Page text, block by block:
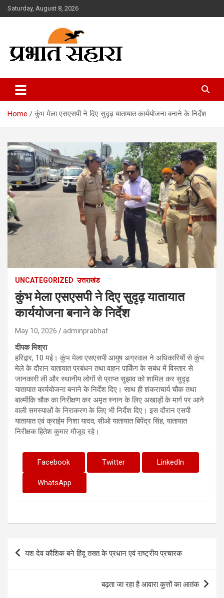
Skip
to
Saturday, August 8, 2026
Prabhat Sahara
Home कुंभ मेला एसएसपी ने दिए सुदृढ़ यातायात कार्ययोजना बनाने के निर्देश
UNCATEGORIZED उत्तराखंड
कुंभ मेला एसएसपी ने दिए सुदृढ़ यातायात
कार्ययोजना बनाने के निर्देश
May 10, 2026 adminprabhat
दीपक मिश्रा
हरिद्वार, 10 मई। कुंभ मेला एसएसपी आयुष अग्रवाल ने अधिकारियों से कुंभ
मेले के दौरान यातायात प्रबंधन तथा वाहन पार्किंग के सबंध में विस्तार से
जानकारी ली और स्थानीय लोगों से प्राप्त सुझाव को शामिल कर सुदृढ़
यातायात कार्ययोजना बनाने के निर्देश दिए। साथ ही शंकराचार्य चौक तथा
बाल्मीकि चौक का निरीक्षण कर अमृत स्नान के लिए अखाड़ों के मार्ग पर आने
वाली समस्याओं के निराकरण के लिए भी निर्देश दिए। इस दौरान एसपी
यातायात एवं क्राईम निशा यादव, सीओ यातायात बिपेंद्र सिंह, यातायात
निरीक्षक हितेश कुमार मौजूद रहे।
Facebook Twitter LinkedIn
WhatsApp
Post
यश देव कौशिक बने हिंदू तख्त के प्रधान एवं राष्ट्रीय प्रचारक
बढ़ता जा रहा है आवारा कुत्तों का आतंक